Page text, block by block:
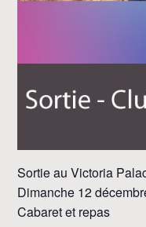
Sortie au Victoria
Dimanche 12
Cabaret et repas